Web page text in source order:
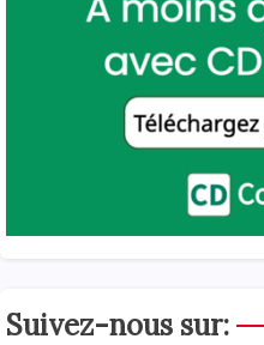
Suivez-nous sur: